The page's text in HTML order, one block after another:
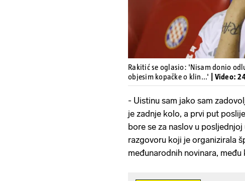
Rakitić se oglasio: 'Nisam donio
objesim kopačke o klin...'
| Video:
- Uistinu sam jako sam
je zadnje kolo, a prvi put
bore se za naslov u
razgovoru koji je organizirala
međunarodnih novinara,